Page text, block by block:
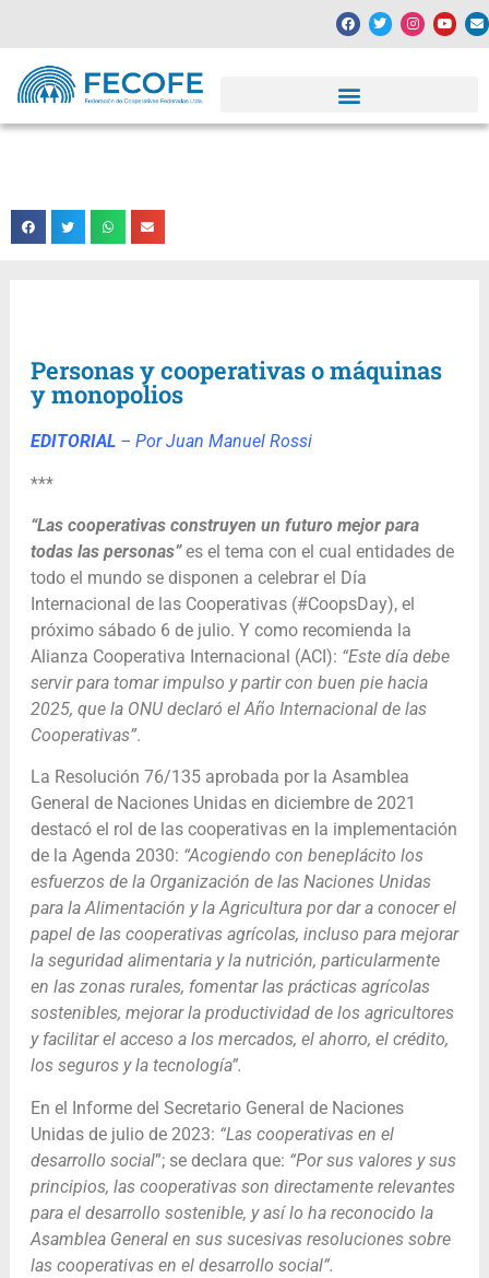
Personas y cooperativas o máquinas
y monopolios
EDITORIAL – Por Juan Manuel Rossi
***
“Las cooperativas construyen un futuro mejor para
todas las personas”es el tema con el cual entidades de
todo el mundo se disponen a celebrar el Día
Internacional de las Cooperativas (#CoopsDay), el
próximo sábado 6 de julio. Y como recomienda la
Alianza Cooperativa Internacional (ACI): “Este día debe
servir para tomar impulso y partir con buen pie hacia
2025, que la ONU declaró el Año Internacional de las
Cooperativas”.
La Resolución 76/135 aprobada por la Asamblea
General de Naciones Unidas en diciembre de 2021
destacó el rol de las cooperativas en la implementación
de la Agenda 2030: “Acogiendo con beneplácito los
esfuerzos de la Organización de las Naciones Unidas
para la Alimentación y la Agricultura por dar a conocer el
papel de las cooperativas agrícolas, incluso para mejorar
la seguridad alimentaria y la nutrición, particularmente
en las zonas rurales, fomentar las prácticas agrícolas
sostenibles, mejorar la productividad de los agricultores
y facilitar el acceso a los mercados, el ahorro, el crédito,
los seguros y la tecnología”.
En el Informe del Secretario General de Naciones
Unidas de julio de 2023: “Las cooperativas en el
desarrollo social”; se declara que: “Por sus valores y sus
principios, las cooperativas son directamente relevantes
para el desarrollo sostenible, y así lo ha reconocido la
Asamblea General en sus sucesivas resoluciones sobre
las cooperativas en el desarrollo social”.